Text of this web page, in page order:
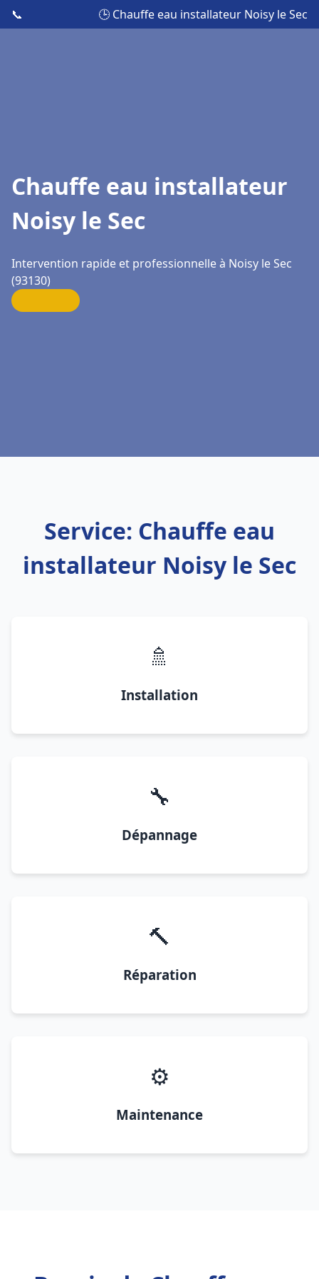
📞 🕒 Chauffe eau installateur Noisy le Sec
Chauffe eau installateur
Noisy le Sec
Intervention rapide et professionnelle à Noisy le Sec
(93130)
Service: Chauffe eau
installateur Noisy le Sec
🚿
Installation
🔧
Dépannage
🔨
Réparation
⚙️
Maintenance